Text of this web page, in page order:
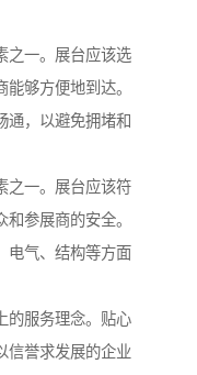
之一。展台应该选
够方便地到达。
通，以避免拥堵和
之一。展台应该符
参展商的安全。
电气、结构等方面
的服务理念。贴心
信誉求发展的企业